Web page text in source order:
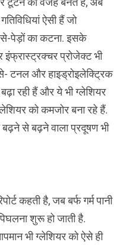
ऐसी हैं जो
पेड़ों का कटना. इसके
इंफ्रास्ट्रक्चर प्रोजेक्ट भी
टनल और हाइड्रोइलेक्ट्रिक
रही हैं और ये भी ग्लेशियर
को कमजोर बना रहे हैं.
से बढ़ने वाला प्रदूषण भी
कहती है, जब बर्फ गर्म पानी
शुरू हो जाती है.
भी ग्लेशियर को ऐसे ही